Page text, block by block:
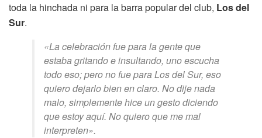
toda la hinchada ni para la barra popular del club, Los del
Sur.
«La celebración fue para la gente que
estaba gritando e insultando, uno escucha
todo eso; pero no fue para Los del Sur, eso
quiero dejarlo bien en claro. No dije nada
malo, simplemente hice un gesto diciendo
que estoy aquí. No quiero que me mal
interpreten».